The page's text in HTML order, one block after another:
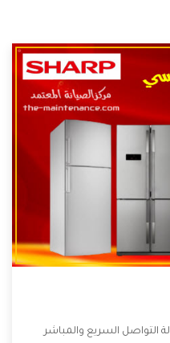
السريع والمباشر